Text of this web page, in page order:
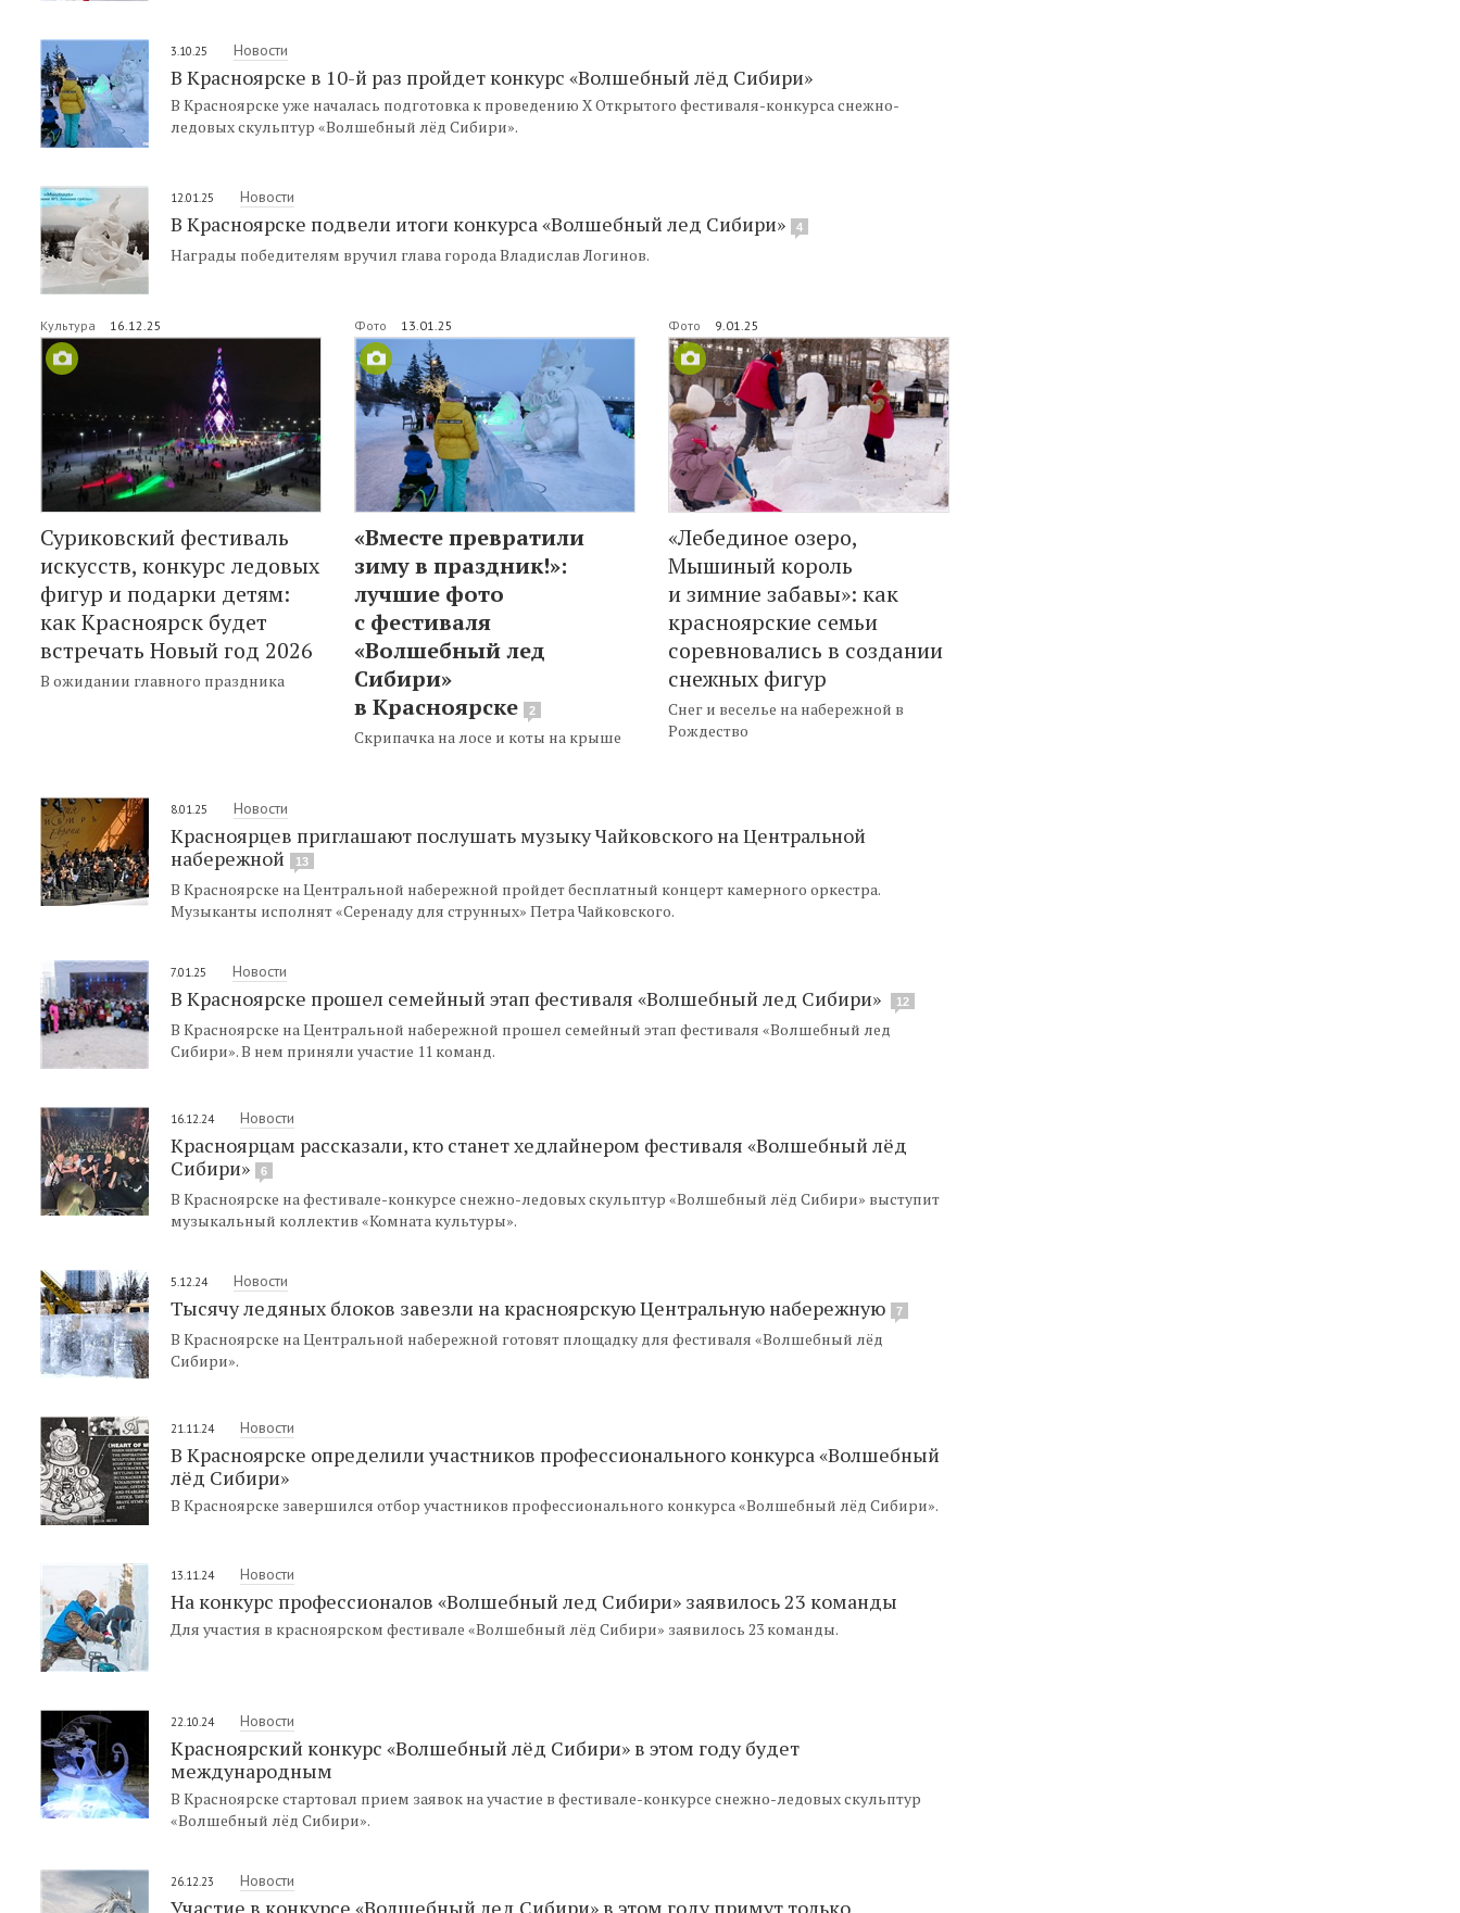
3.10.25 Новости
В Красноярске в 10-й раз пройдет конкурс «Волшебный лёд Сибири»
В Красноярске уже началась подготовка к проведению X Открытого фестиваля-конкурса снежно-
ледовых скульптур «Волшебный лёд Сибири».
12.01.25 Новости
В Красноярске подвели итоги конкурса «Волшебный лед Сибири» 4
Награды победителям вручил глава города Владислав Логинов.
Культура 16.12.25
Суриковский фестиваль
искусств, конкурс ледовых
фигур и подарки детям:
как Красноярск будет
встречать Новый год 2026
В ожидании главного праздника
Фото 13.01.25
«Вместе превратили
зиму в праздник!»:
лучшие фото
с фестиваля
«Волшебный лед
Сибири»
в Красноярске
2
Скрипачка на лосе и коты на крыше
Фото 9.01.25
«Лебединое озеро,
Мышиный король
и зимние забавы»: как
красноярские семьи
соревновались в создании
снежных фигур
Снег и веселье на набережной в
Рождество
8.01.25 Новости
Красноярцев приглашают послушать музыку Чайковского на Центральной
набережной
13
В Красноярске на Центральной набережной пройдет бесплатный концерт камерного оркестра.
Музыканты исполнят «Серенаду для струнных» Петра Чайковского.
7.01.25 Новости
В Красноярске прошел семейный этап фестиваля «Волшебный лед Сибири» 12
В Красноярске на Центральной набережной прошел семейный этап фестиваля «Волшебный лед
Сибири». В нем приняли участие 11 команд.
16.12.24 Новости
Красноярцам рассказали, кто станет хедлайнером фестиваля «Волшебный лёд
Сибири»
6
В Красноярске на фестивале-конкурсе снежно-ледовых скульптур «Волшебный лёд Сибири» выступит
музыкальный коллектив «Комната культуры».
5.12.24 Новости
Тысячу ледяных блоков завезли на красноярскую Центральную набережную 7
В Красноярске на Центральной набережной готовят площадку для фестиваля «Волшебный лёд
Сибири».
21.11.24 Новости
В Красноярске определили участников профессионального конкурса «Волшебный
лёд Сибири»
В Красноярске завершился отбор участников профессионального конкурса «Волшебный лёд Сибири».
13.11.24 Новости
На конкурс профессионалов «Волшебный лед Сибири» заявилось 23 команды
Для участия в красноярском фестивале «Волшебный лёд Сибири» заявилось 23 команды.
22.10.24 Новости
Красноярский конкурс «Волшебный лёд Сибири» в этом году будет
международным
В Красноярске стартовал прием заявок на участие в фестивале-конкурсе снежно-ледовых скульптур
«Волшебный лёд Сибири».
26.12.23 Новости